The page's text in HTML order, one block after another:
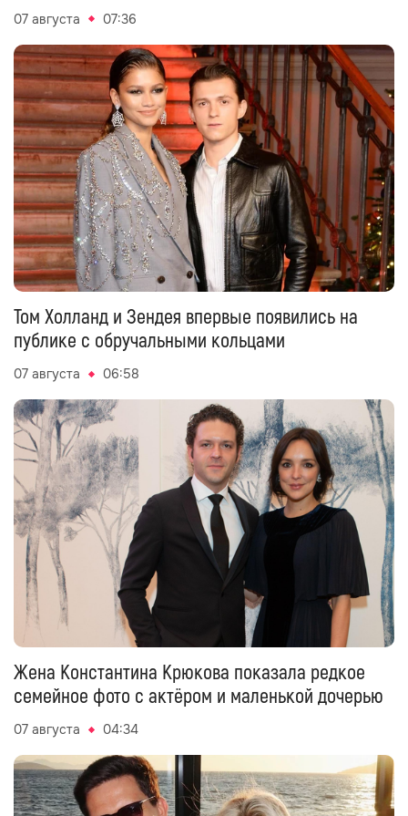
07 августа 07:36
Том Холланд и Зендея впервые появились на
публике с обручальными кольцами
07 августа 06:58
Жена Константина Крюкова показала редкое
семейное фото с актёром и маленькой дочерью
07 августа 04:34